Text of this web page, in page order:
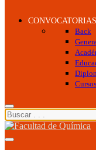
CONVOCATORIAS
Back